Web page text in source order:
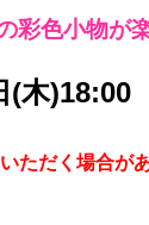
彩色小物が
(木
だく場合が